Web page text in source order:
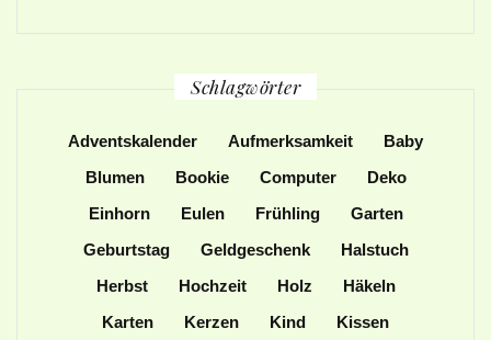
Schlagwörter
Adventskalender Aufmerksamkeit
Baby
Blumen
Bookie Computer
Deko
Einhorn
Eulen Frühling
Garten
Geburtstag
Geldgeschenk
Halstuch
Herbst
Hochzeit Holz
Häkeln
Karten
Kerzen Kind Kissen